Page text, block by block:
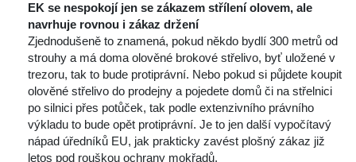
EK se nespokojí jen se zákazem střílení olovem, ale
navrhuje rovnou i zákaz držení
Zjednodušeně to znamená, pokud někdo bydlí 300 metrů od
trouhy a má doma olověné brokové střelivo, byť uložené v
trezoru, tak to bude protiprávní. Nebo pokud si půjdete koupit
olověné střelivo do prodejny a pojedete domů či na střelnici
po silnici přes potůček, tak podle extenzivního právního
výkladu to bude opět protiprávní. Je to jen další vypočítavý
nápad úředníků EU, jak prakticky zavést plošný zákaz již
letos pod rouškou ochrany mokřadů.